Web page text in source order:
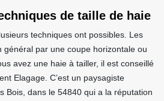
de taille de haie
techniques ont possibles. Les
général par une coupe horizontale ou
avez une haie à tailler, il est conseillé
Elagage. C’est un paysagiste
Bois, dans le 54840 qui a la réputation